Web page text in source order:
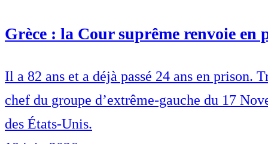
Grèce : la Cour suprême renvoie en
Il a 82 ans et a déjà passé 24 ans en
chef du groupe d’extrême-gauche du 17
des États-Unis.